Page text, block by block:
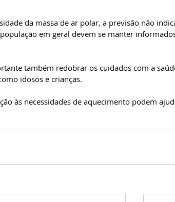
da massa de ar polar, a previsão não
em geral devem se manter
também redobrar os cuidados com a
idosos e crianças.
às necessidades de aquecimento podem